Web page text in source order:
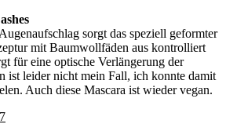
sorgt das speziell geformter
mit Baumwollfäden aus kontrolliert
für eine optische Verlängerung der
ist leider nicht mein Fall, ich konnte damit
Auch diese Mascara ist wieder vegan.